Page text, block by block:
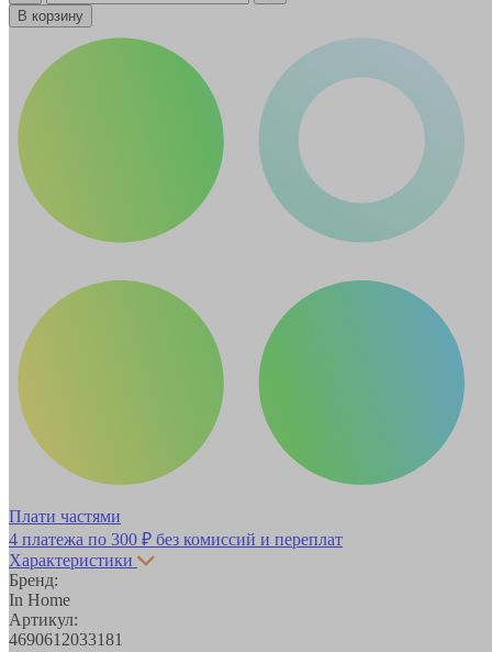
В корзину
Плати частями
4 платежа по 300 ₽ без комиссий и переплат
Характеристики
Бренд:
In Home
Артикул:
4690612033181